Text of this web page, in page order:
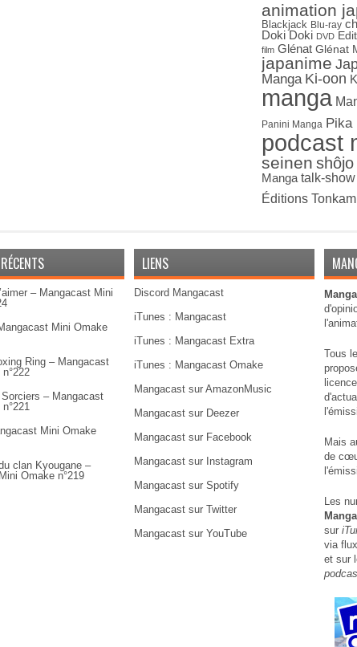
animation
Blackjack Blu-ray
Doki Doki DVD
film Glénat Glénat
japanime
Manga Ki-oon
manga
Panini Manga Pika
podcast
seinen shôjo
Manga talk-show
Éditions Tonkam
– Mangacast Mini
Mini Omake
Ring – Mangacast
Sorciers – Mangacast
Mini Omake
clan Kyougane –
Omake n°219
LIENS
Discord Mangacast
iTunes : Mangacast
iTunes : Mangacast Extra
iTunes : Mangacast Omake
Mangacast sur AmazonMusic
Mangacast sur Deezer
Mangacast sur Facebook
Mangacast sur Instagram
Mangacast sur Spotify
Mangacast sur Twitter
Mangacast sur YouTube
Tous
Mais
de
Les
sur
via
et sur